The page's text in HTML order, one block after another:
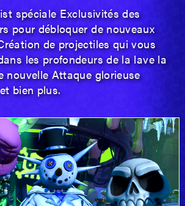
spéciale Exclusivités des
pour débloquer de nouveaux
de projectiles qui vous
les profondeurs de la lave la
nouvelle Attaque glorieuse
bien plus.